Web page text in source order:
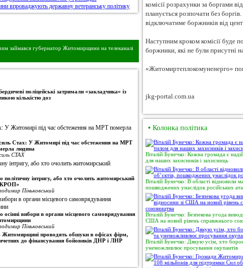
займався губернатор Житомирщини на телеканалі
поліцейські затримали «закладчика» із
кількістю доз
Стах: У Житомирі під час обстеження на МРТ
людина
СТАХ
політичну інтригу, або хто очолить житомирський
Піньковський
осінні вибори в органи місцевого самоврядування
Піньковський
проводять обшуки в офісах фірм,
до фінансування бойовиків ДНР і ЛНР
комісії розрахунки за боргами
планується розпочати без
відключатиме боржників від
Наступним кроком комісії буде
боржники, які не були присутні
«Житомиртеплокомуненерго»
jkg-portal.com.ua
• Колонка політика
Віталій Бунечко: Кожна громада є
для наших захисників і захисниць
Віталій Бунечко: В області відновили
пошкоджених унаслідок російських
Віталій Бунечко: Безпекова угода
США на новий рівень справжнього
Віталій Бунечко: Дякую усім, хто
унеможливлює просування окупантів